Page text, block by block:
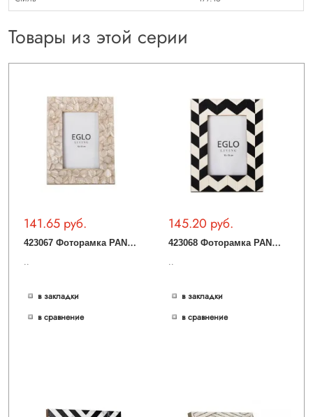
Товары из этой серии
141.65 руб.
4
23067 Фоторамка PANAON, L215, B15, H165, пластик, стекло
..
в закладки
в сравнение
145.20 руб.
4
23068 Фоторамка PANAON, L215, B15, H165, пластик, стекло, черный, белый
..
в закладки
в сравнение